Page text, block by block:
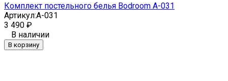
Комплект постельного белья Bodroom A-031
Артикул:A-031
3 490 ₽
В наличии
В корзину